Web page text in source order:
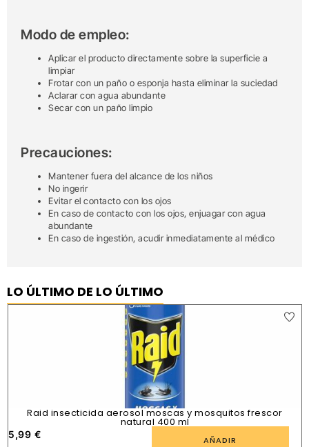
Modo de empleo:
Aplicar el producto directamente sobre la superficie a
limpiar
Frotar con un paño o esponja hasta eliminar la suciedad
Aclarar con agua abundante
Secar con un paño limpio
Precauciones:
Mantener fuera del alcance de los niños
No ingerir
Evitar el contacto con los ojos
En caso de contacto con los ojos, enjuagar con agua
abundante
En caso de ingestión, acudir inmediatamente al médico
LO ÚLTIMO DE LO ÚLTIMO
Raid insecticida aerosol moscas y mosquitos frescor
natural 400 ml
5,99 € AÑADIR